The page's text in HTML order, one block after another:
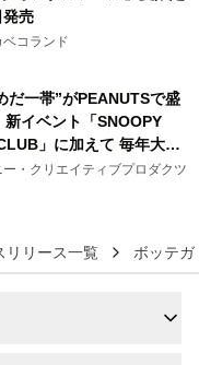
発売
コランド
だ一帯”がPEANUTSで盛
新イベント「SNOOPY
」に加えて 毎年大好
めだスヌーピーフェステ
ラングリーン大阪 ショ
・クリエイティブプロダクツ
リリース一覧 ボッテ